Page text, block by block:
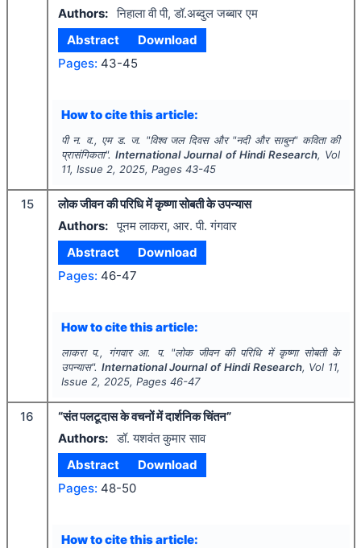
Authors: निहाला वी पी, डॉ.अब्दुल जब्बार एम
Abstract
Download
Pages: 43-45
How to cite this article:
पी न. व., एम ड. ज. "विश्व जल दिवस और "नदी और साबुन" कविता की
प्रासंगिकता". International Journal of Hindi Research, Vol
11, Issue 2, 2025, Pages 43-45
15
लोक जीवन की परिधि में कृष्णा सोबती के उपन्यास
Authors: पूनम लाकरा, आर. पी. गंगवार
Abstract
Download
Pages: 46-47
How to cite this article:
लाकरा प., गंगवार आ. प. "लोक जीवन की परिधि में कृष्णा सोबती के
उपन्यास". International Journal of Hindi Research, Vol 11,
Issue 2, 2025, Pages 46-47
16
“संत पलटूदास के वचनों में दार्शनिक चिंतन”
Authors: डॉ. यशवंत कुमार साव
Abstract
Download
Pages: 48-50
How to cite this article: